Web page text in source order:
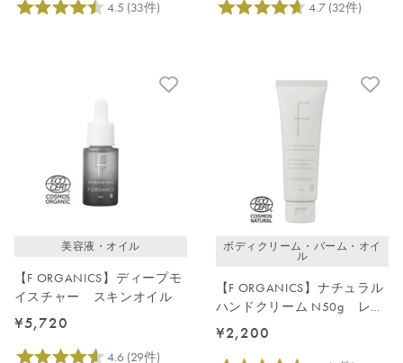
美容液・オイル
【F ORGANICS】ディープモ
イスチャー スキンオイル
¥5,720
ボディクリーム・バーム・オイ
ル
【F ORGANICS】ナチュラル
ハンドクリーム N50g レモ
ングラス＆ジュニパー
¥2,200